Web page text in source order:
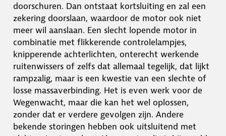
doorschuren. Dan ontstaat kortsluiting en zal een
zekering doorslaan, waardoor de motor ook niet
meer wil aanslaan. Een slecht lopende motor in
combinatie met flikkerende controlelampjes,
knipperende achterlichten, onterecht werkende
ruitenwissers of zelfs dat allemaal tegelijk, dat lijkt
rampzalig, maar is een kwestie van een slechte of
losse massaverbinding. Het is even werk voor de
Wegenwacht, maar die kan het wel oplossen,
zonder dat er verdere gevolgen zijn. Andere
bekende storingen hebben ook uitsluitend met